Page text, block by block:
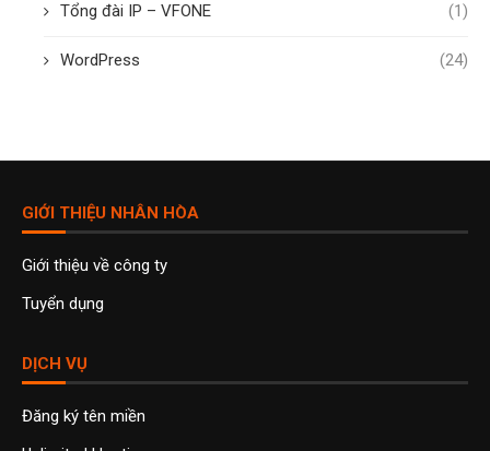
Tổng đài IP – VFONE (1)
WordPress (24)
GIỚI THIỆU NHÂN HÒA
Giới thiệu về công ty
Tuyển dụng
DỊCH VỤ
Đăng ký tên miền